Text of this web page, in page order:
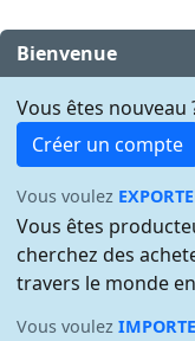
Bienvenue
Vous êtes nouveau
Créer un compte
Vous voulez
Vous êtes
cherchez des
travers le monde
Vous voulez